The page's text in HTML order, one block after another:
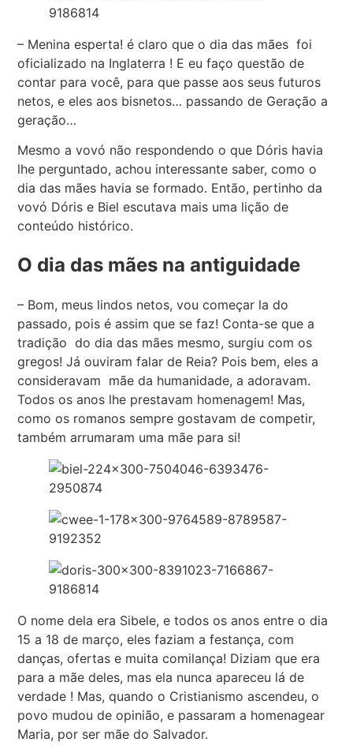
– Menina esperta! é claro que o dia das mães foi
oficializado na Inglaterra ! E eu faço questão de
contar para você, para que passe aos seus futuros
netos, e eles aos bisnetos… passando de Geração a
geração…
Mesmo a vovó não respondendo o que Dóris havia
lhe perguntado, achou interessante saber, como o
dia das mães havia se formado. Então, pertinho da
vovó Dóris e Biel escutava mais uma lição de
conteúdo histórico.
O dia das mães na antiguidade
– Bom, meus lindos netos, vou começar la do
passado, pois é assim que se faz! Conta-se que a
tradição do dia das mães mesmo, surgiu com os
gregos! Já ouviram falar de Reia? Pois bem, eles a
consideravam mãe da humanidade, a adoravam.
Todos os anos lhe prestavam homenagem! Mas,
como os romanos sempre gostavam de competir,
também arrumaram uma mãe para si!
O nome dela era Sibele, e todos os anos entre o dia
15 a 18 de março, eles faziam a festança, com
danças, ofertas e muita comilança! Diziam que era
para a mãe deles, mas ela nunca apareceu lá de
verdade ! Mas, quando o Cristianismo ascendeu, o
povo mudou de opinião, e passaram a homenagear
Maria, por ser mãe do Salvador.